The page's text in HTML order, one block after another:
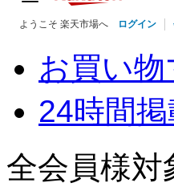
ようこそ 楽天市場へ ログイン
お買い
24時間
全会員様対